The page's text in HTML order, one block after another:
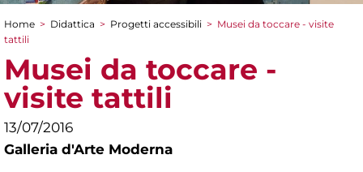
Tu sei qui
Home > Didattica > Progetti accessibili > Musei da toccare - visite
tattili
Musei da toccare -
visite tattili
13/07/2016
Galleria d'Arte Moderna